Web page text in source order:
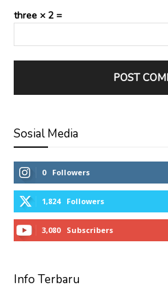
three × 2 =
Sosial Media
0 Followers
1,824 Followers
3,080 Subscribers
Info Terbaru